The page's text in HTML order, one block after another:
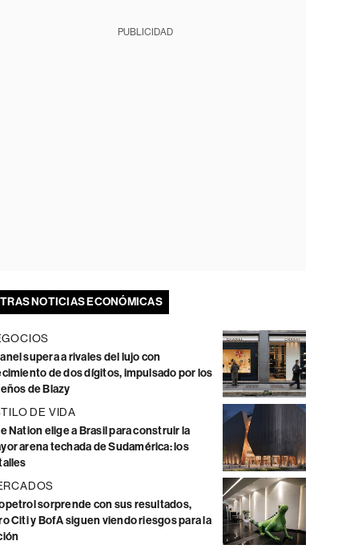
PUBLICIDAD
NOTICIAS ECONÓMICAS
supera a rivales del lujo con
de dos dígitos, impulsado por los
de Blazy
DE VIDA
Nation elige a Brasil para construir la
arena techada de Sudamérica: los
sorprende con sus resultados,
Citi y BofA siguen viendo riesgos para la